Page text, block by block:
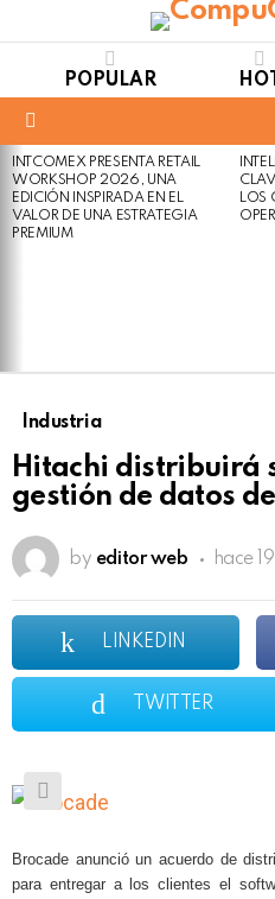
POPULAR HOT
LATEST
STORIES
INTCOMEX PRESENTA RETAIL
WORKSHOP 2026, UNA
EDICIÓN INSPIRADA EN EL
VALOR DE UNA ESTRATEGIA
PREMIUM
LOS
Industria
Hitachi distribuirá
gestión de datos
by editor web hace
LINKEDIN
TWITTER
Brocade anunció un acuerdo de
para entregar a los clientes el